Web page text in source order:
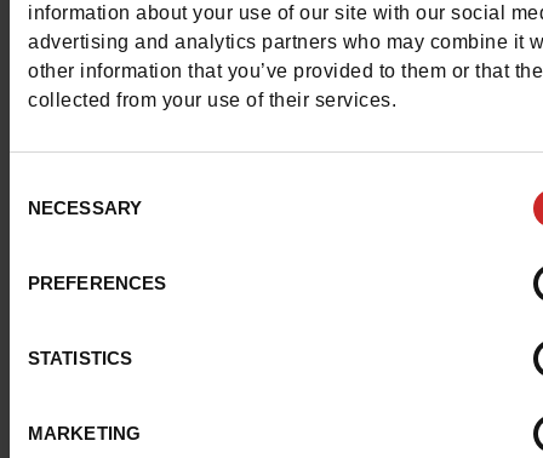
information about your use of our site with our social
advertising and analytics partners who may combine it
other information that you’ve provided to them or that
collected from your use of their services.
Selection
NECESSARY
PREFERENCES
STATISTICS
MARKETING
online shop